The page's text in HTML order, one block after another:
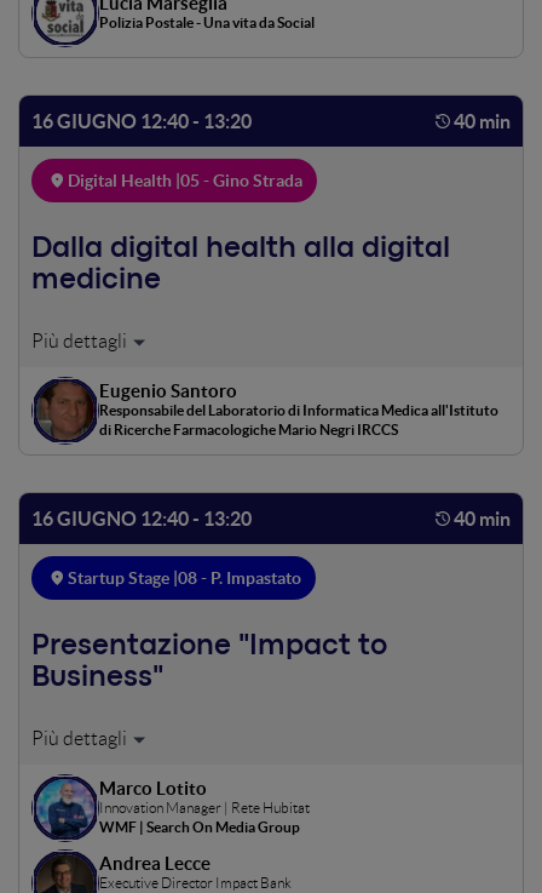
intervento e strumenti a tutela delle vittime.
Polizia Postale - Una vita da Social
16 GIUGNO 12:40 - 13:20 40 min
Digital Health | 05 - Gino Strada
Dalla digital health alla digital
medicine
La digital health è entrata prepotentemente nel dibattito
soluzioni è però importante fare chiarezza nella
terminologia e saper distinguere le soluzioni che
garantiscono sicurezza ed efficacia clinica. Il ruolo della
efficacia (clinica) delle soluzioni digitali.
Eugenio Santoro
Responsabile del Laboratorio di Informatica Medica all'Istituto
di Ricerche Farmacologiche Mario Negri IRCCS
16 GIUGNO 12:40 - 13:20 40 min
Startup Stage | 08 - P. Impastato
Presentazione "Impact to
Business"
Introduzione alla giornata: dopo il benvenuto e alcune
legheremo i tre temi chiave (genere, educazione e
cambiamento climatico) a un quadro più ampio di
trasformazione e introdurremo alcune delle deomande
chiave che ci accompagneranno durante la giornata.
Marco Lotito
Innovation Manager | Rete Hubitat
WMF | Search On Media Group
Andrea Lecce
Executive Director Impact Bank